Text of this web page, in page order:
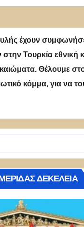
έχουν
Τουρκία εθνική
Θέλουμε
κόμμα, για να
ΔΕΚΈΛΕΙΑ